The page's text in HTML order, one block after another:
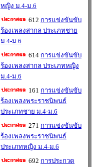
หญิง ม.4-ม.6
612 การแข่งขันขับ
ร้องเพลงสากล ประเภทชาย
ม.4-ม.6
614 การแข่งขันขับ
ร้องเพลงสากล ประเภทหญิง
ม.4-ม.6
161 การแข่งขันขับ
ร้องเพลงพระราชนิพนธ์
ประเภทชาย ม.4-ม.6
271 การแข่งขันขับ
ร้องเพลงพระราชนิพนธ์
ประเภทหญิง ม.4-ม.6
692 การประกวด